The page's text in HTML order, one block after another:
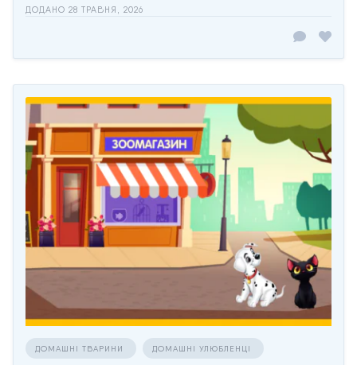
ДОДАНО 28 ТРАВНЯ, 2026
ДОМАШНІ ТВАРИНИ ДОМАШНІ УЛЮБЛЕНЦІ